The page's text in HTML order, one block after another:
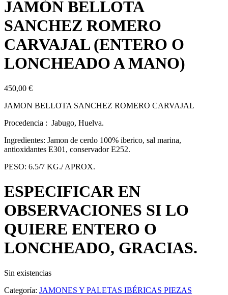
JAMÓN BELLOTA
SANCHEZ ROMERO
CARVAJAL (ENTERO O
LONCHEADO A MANO)
450,00 €
JAMON BELLOTA SANCHEZ ROMERO CARVAJAL
Procedencia : Jabugo, Huelva.
Ingredientes: Jamon de cerdo 100% iberico, sal marina,
antioxidantes E301, conservador E252.
PESO: 6.5/7 KG./ APROX.
ESPECIFICAR EN
OBSERVACIONES SI LO
QUIERE ENTERO O
LONCHEADO, GRACIAS.
Sin existencias
Categoría: JAMONES Y PALETAS IBÉRICAS PIEZAS